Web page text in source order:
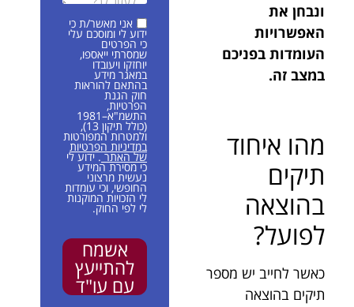
ונבחן את
האפשרויות
העומדות בפניכם
במצב זה.
מהו איחוד
תיקים
בהוצאה
לפועל?
כאשר לחייב יש מספר
תיקים בהוצאה
אני מאשר/ת כי
ידוע לי ומוסכם עלי
כי הפרטים
שמסרתי ייאספו,
יוחזקו ויעובדו
במאגר מידע
בהתאם להוראות
חוק הגנת
הפרטיות,
התשמ"א–1981
(כולל תיקון 13),
ולמטרות המפורטות
במדיניות הפרטיות
של האתר. ידוע לי
כי מסירת המידע
נעשית מרצוני
החופשי, וכי עומדות
לי הזכויות המוקנות
לי לפי החוק.
אשמח
להתייעץ
עם עו"ד